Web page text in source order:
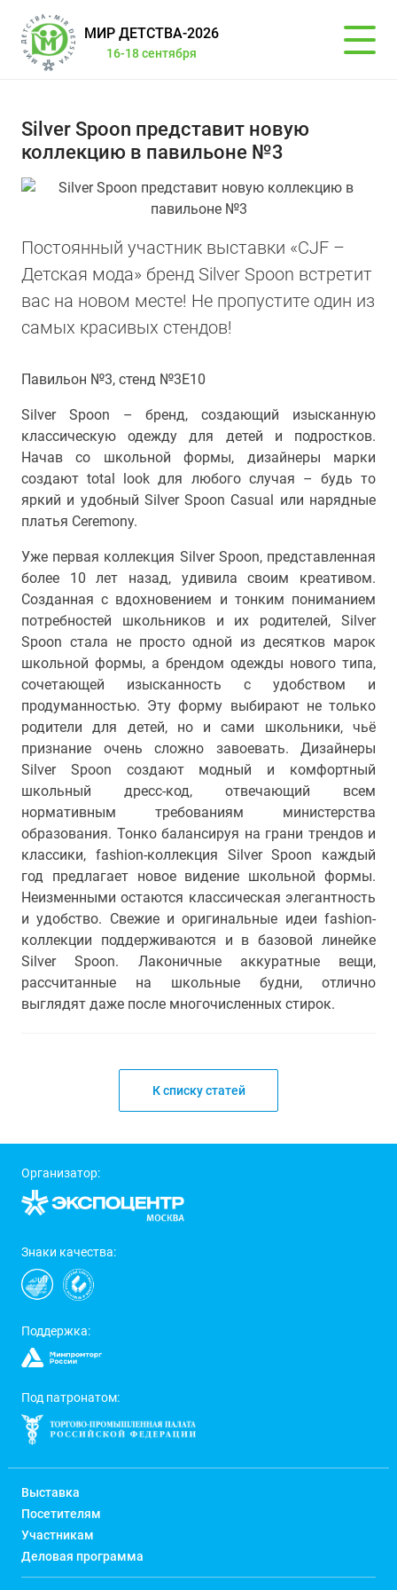
МИР ДЕТСТВА-2026
16-18 сентября
Silver Spoon представит новую
коллекцию в павильоне №3
Постоянный участник выставки «CJF –
Детская мода» бренд Silver Spoon встретит
вас на новом месте! Не пропустите один из
самых красивых стендов!
Павильон №3, стенд №3Е10
Silver Spoon – бренд, создающий изысканную
классическую одежду для детей и подростков.
Начав со школьной формы, дизайнеры марки
создают total look для любого случая – будь то
яркий и удобный Silver Spoon Casual или нарядные
платья Ceremony.
Уже первая коллекция Silver Spoon, представленная
более 10 лет назад, удивила своим креативом.
Созданная с вдохновением и тонким пониманием
потребностей школьников и их родителей, Silver
Spoon стала не просто одной из десятков марок
школьной формы, а брендом одежды нового типа,
сочетающей изысканность с удобством и
продуманностью. Эту форму выбирают не только
родители для детей, но и сами школьники, чьё
признание очень сложно завоевать. Дизайнеры
Silver Spoon создают модный и комфортный
школьный дресс-код, отвечающий всем
нормативным требованиям министерства
образования. Тонко балансируя на грани трендов и
классики, fashion-коллекция Silver Spoon каждый
год предлагает новое видение школьной формы.
Неизменными остаются классическая элегантность
и удобство. Свежие и оригинальные идеи fashion-
коллекции поддерживаются и в базовой линейке
Silver Spoon. Лаконичные аккуратные вещи,
рассчитанные на школьные будни, отлично
выглядят даже после многочисленных стирок.
К списку статей
Организатор:
Знаки качества:
Поддержка:
Под патронатом:
Выставка
Посетителям
Участникам
Деловая программа